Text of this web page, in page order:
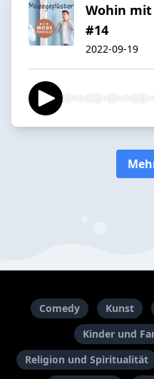
Wohin
#14
2022-09-19
Comedy Kunst
Kinder und
Religion und Spiritualität